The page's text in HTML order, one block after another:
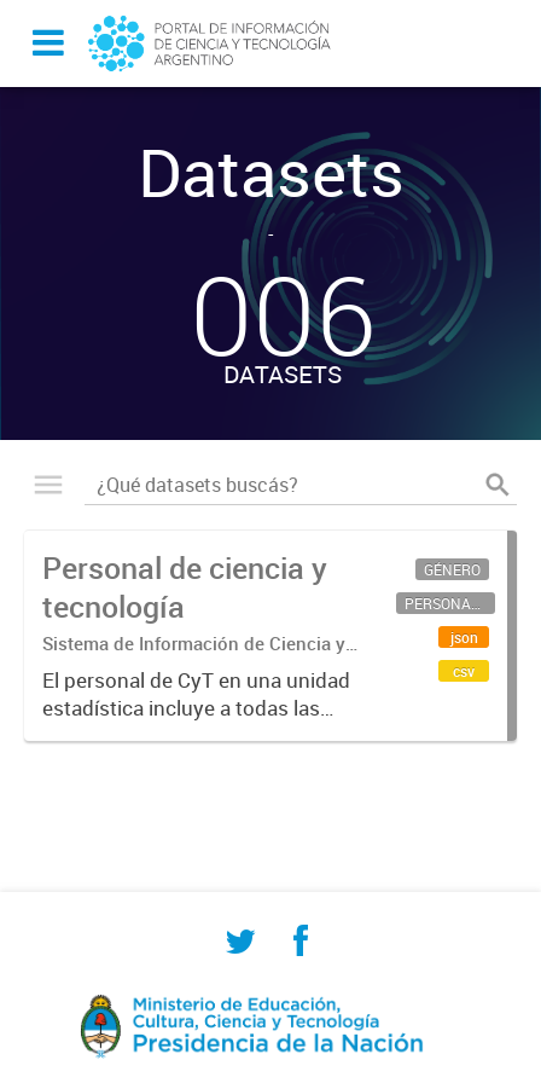
Datasets
-
006
DATASETS
Personal de ciencia y
tecnología
Sistema de Información de Ciencia y
Tecnología Argentino (SICYTAR)
El personal de CyT en una unidad
estadística incluye a todas las
personas involucradas
GÉNERO
PERSONAL CIENTÍFICO-TECNOLÓGICO
json
csv